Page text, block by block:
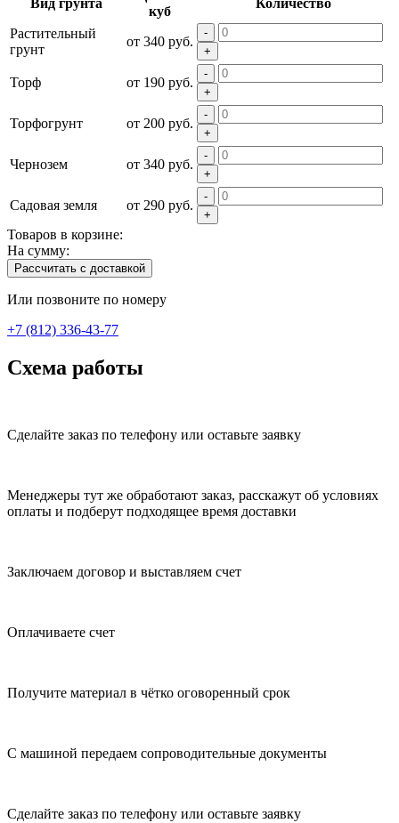
куб
Растительный
грунт
от 340 руб.
-
+
Торф от 190 руб.
-
+
Торфогрунт от 200 руб.
-
+
Чернозем от 340 руб.
-
+
Садовая земля от 290 руб.
-
+
Товаров в корзине:
На сумму:
Рассчитать с доставкой
Или позвоните по номеру
+7 (812) 336-43-77
Схема работы
Сделайте заказ по телефону или оставьте заявку
Менеджеры тут же обработают заказ, расскажут об условиях
оплаты и подберут подходящее время доставки
Заключаем договор и выставляем счет
Оплачиваете счет
Получите материал в чётко оговоренный срок
С машиной передаем сопроводительные документы
Сделайте заказ по телефону или оставьте заявку